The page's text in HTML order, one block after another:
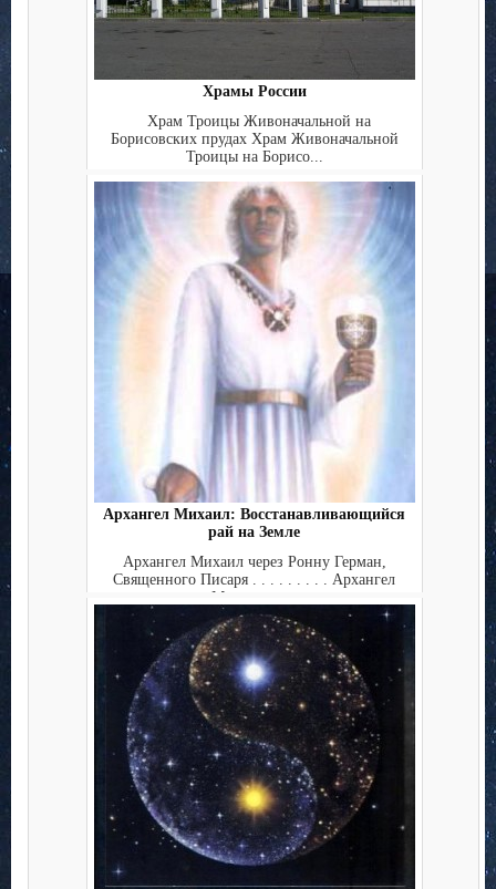
Храмы России
Храм Троицы Живоначальной на
Борисовских прудах Храм Живоначальной
Троицы на Борисо...
Архангел Михаил: Восстанавливающийся
рай на Земле
Архангел Михаил через Ронну Герман,
Священного Писаря . . . . . . . . . Архангел
Михаил че...